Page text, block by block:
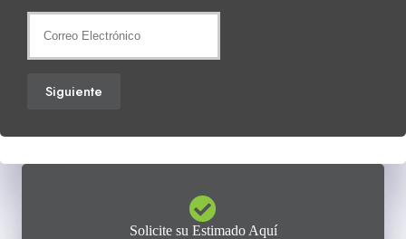
Siguiente
Solicite su Estimado Aquí